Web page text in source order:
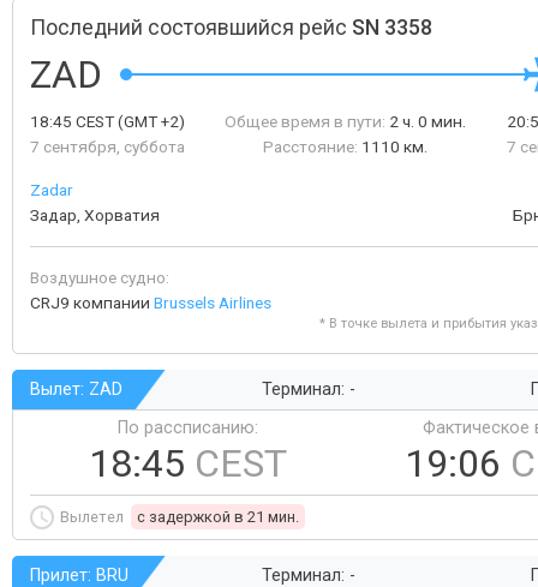
Последний состоявшийся рейс SN 3358
ZAD
18:45 CEST(GMT +2)
7 сентября, суббота
Общее время в пути: 2 ч. 0 мин.
Расстояние: 1110 км.
7
Zadar
Задар, Хорватия
Воздушное судно:
CRJ9 компании Brussels Airlines
* В точке вылета и прибытия
Вылет: ZAD Терминал: -
По рассписанию:
18:45 CEST
Фактическое
19:06
Вылетел c задержкой в 21 мин.
Прилет: BRU Терминал: -